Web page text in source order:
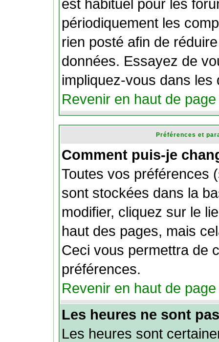
est habituel pour les
périodiquement les
rien posté afin de
données. Essayez de
impliquez-vous dans les
Revenir en haut de page
Préférences et
Comment puis-je
Toutes vos préférences
sont stockées dans la
modifier, cliquez sur le
haut des pages, mais
Ceci vous permettra de
préférences.
Revenir en haut de page
Les heures ne sont
Les heures sont